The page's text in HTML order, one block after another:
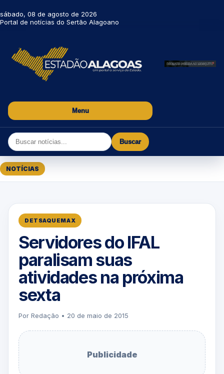
sábado, 08 de agosto de 2026
Portal de notícias do Sertão Alagoano
Menu
Buscar
NOTÍCIAS
DETSAQUEMAX
Servidores do IFAL
paralisam suas
atividades na próxima
sexta
Por Redação • 20 de maio de 2015
Publicidade